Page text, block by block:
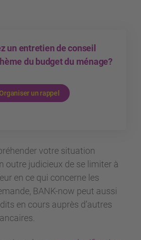
un entretien de conseil
du budget du ménage?
Organiser un rappel
votre situation
outre judicieux de se limiter à
en ce qui concerne les
BANK-now peut aussi
en cours auprès d’autres